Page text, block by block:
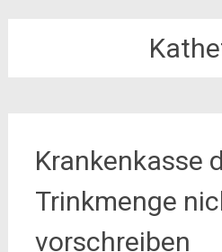
Krankenkasse
Trinkmenge
vorschreiben